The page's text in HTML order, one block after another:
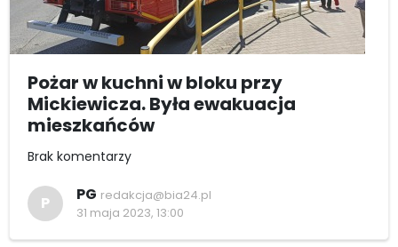
Pożar w kuchni w bloku przy
Mickiewicza. Była ewakuacja
mieszkańców
Brak komentarzy
P PG redakcja@bia24.pl
31 maja 2023, 13:00